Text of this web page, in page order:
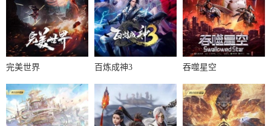
完美世界 百炼成神3 吞噬星空